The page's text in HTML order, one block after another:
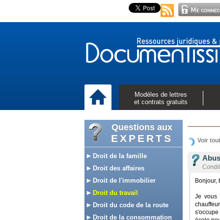
Modèles de lettres
et contrats gratuits
Questions aux
EXPERTS
Droit de la famille
Droit des affaires
Droit de l'immobilier
Droit du travail
Droit du code de la route
Droit de la consommation
Voir
Bonjour,
Je vous